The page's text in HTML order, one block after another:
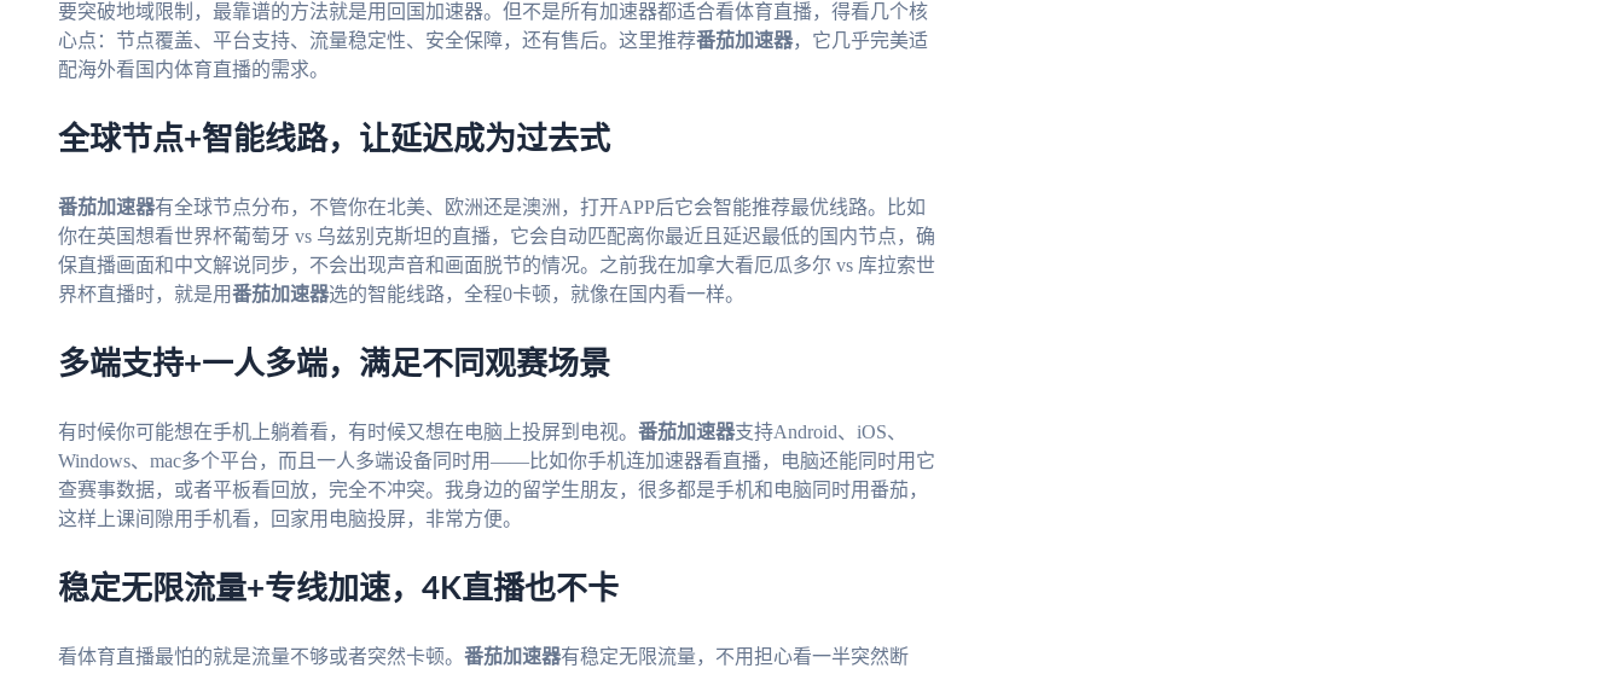
要突破地域限制，最靠谱的方法就是用回国加速器。但不是所有加速器都适合看体育直播，得看几个核
心点：节点覆盖、平台支持、流量稳定性、安全保障，还有售后。这里推荐番茄加速器，它几乎完美适
配海外看国内体育直播的需求。
全球节点+智能线路，让延迟成为过去式
番茄加速器有全球节点分布，不管你在北美、欧洲还是澳洲，打开APP后它会智能推荐最优线路。比如
你在英国想看世界杯葡萄牙 vs 乌兹别克斯坦的直播，它会自动匹配离你最近且延迟最低的国内节点，确
保直播画面和中文解说同步，不会出现声音和画面脱节的情况。之前我在加拿大看厄瓜多尔 vs 库拉索世
界杯直播时，就是用番茄加速器选的智能线路，全程0卡顿，就像在国内看一样。
多端支持+一人多端，满足不同观赛场景
有时候你可能想在手机上躺着看，有时候又想在电脑上投屏到电视。 番茄加速器支持Android、iOS、
Windows、mac多个平台，而且一人多端设备同时用——比如你手机连加速器看直播，电脑还能同时用它
查赛事数据，或者平板看回放，完全不冲突。我身边的留学生朋友，很多都是手机和电脑同时用番茄，
这样上课间隙用手机看，回家用电脑投屏，非常方便。
稳定无限流量+专线加速，4K直播也不卡
看体育直播最怕的就是流量不够或者突然卡顿。 番茄加速器有稳定无限流量，不用担心看一半突然断